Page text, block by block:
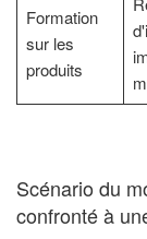
Formation
sur les
produits
Scénario du
confronté à